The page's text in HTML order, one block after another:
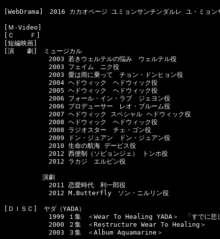
[WebDrama]　2016 カカオページ ユミョンサンチンダルレ ユ・ミョン
[Ｍ-Video]
[Ｃ    Ｆ]
[短編映画]
[演　　劇]　ミュージカル
2003 若きウェルテルの悩み　ウェルテル役
2003 フェイム　ニク役
2003 愛は雨に乗って　チョン・ドンヒョン役
2004 ヘドウィック　ヘドウィック役
2005 ヘドウィック　ヘドウィック役
2006 フォール・イン・ラブ　ジェヨン役
2006 プロデューサー　レオ・ブルーム役
2007 ヘドウィック スペシャル ヘドウィック役
2008 ヘドウィック　ヘドウィック役
2008 ラジオスター　チェ・ゴン役
2009 ドン・ジュアン　ドン・ジュアン役
2010 生命の航海 デービス役
2012 西便制（ソピョンジェ） トンホ役
2012 ラカジ　エルビン役
演劇
2011 恋愛時代　利一郎役
2012 M.Butterfly　ソン・ニルリン役
[ＤＩＳＣ]　ヤダ（YADA）
1999 １集　＜Wear To Healing YADA＞　「すでに悲し
2000 ２集　＜Restructure Wear To Healing＞
2003 ３集　＜Album Aquamarine＞